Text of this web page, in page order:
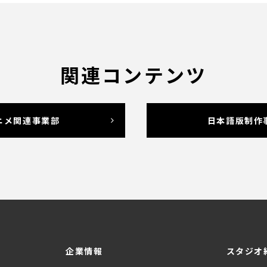
関連コンテンツ
メ関連事業部 日本語版制作
企業情報 スタジオ